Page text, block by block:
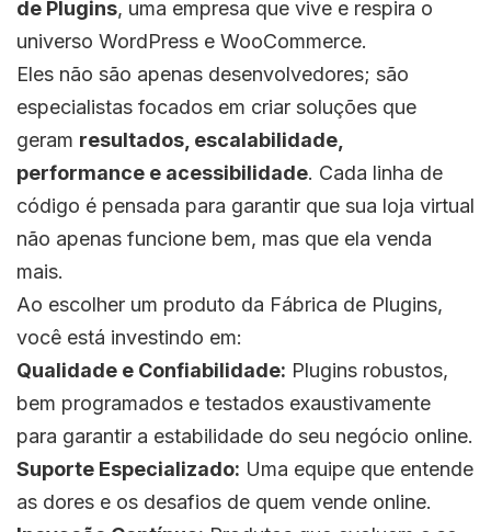
de Plugins, uma empresa que vive e respira o
universo WordPress e WooCommerce.
Eles não são apenas desenvolvedores; são
especialistas focados em criar soluções que
geram resultados, escalabilidade,
performance e acessibilidade. Cada linha de
código é pensada para garantir que sua loja virtual
não apenas funcione bem, mas que ela venda
mais.
Ao escolher um produto da Fábrica de Plugins,
você está investindo em:
Qualidade e Confiabilidade: Plugins robustos,
bem programados e testados exaustivamente
para garantir a estabilidade do seu negócio online.
Suporte Especializado: Uma equipe que entende
as dores e os desafios de quem vende online.